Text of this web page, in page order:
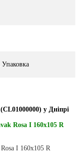
у Дніпрі
Rosa I 160x105 R